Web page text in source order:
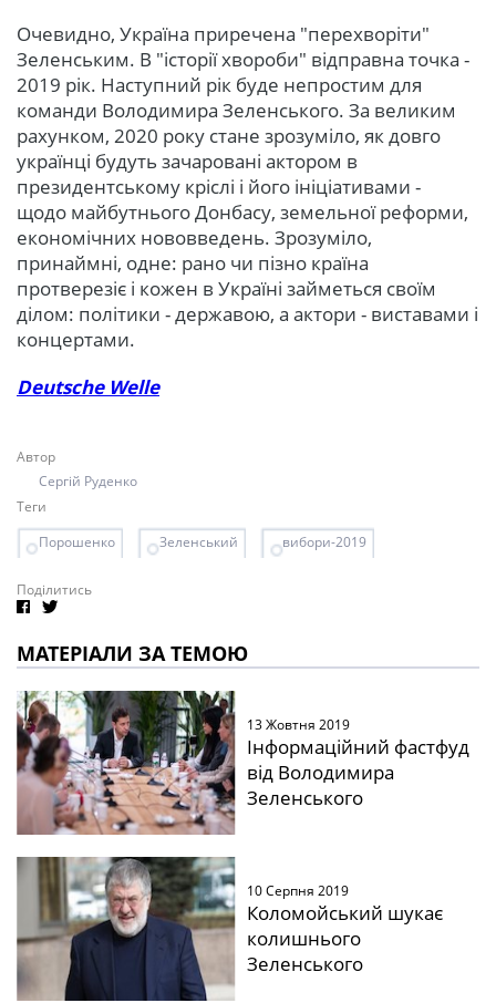
Очевидно, Україна приречена "перехворіти"
Зеленським. В "історії хвороби" відправна точка -
2019 рік. Наступний рік буде непростим для
команди Володимира Зеленського. За великим
рахунком, 2020 року стане зрозуміло, як довго
українці будуть зачаровані актором в
президентському кріслі і його ініціативами -
щодо майбутнього Донбасу, земельної реформи,
економічних нововведень. Зрозуміло,
принаймні, одне: рано чи пізно країна
протверезіє і кожен в Україні займеться своїм
ділом: політики - державою, а актори - виставами і
концертами.
Deutsche Welle
Автор
Сергій Руденко
Теги
Порошенко
Зеленський вибори-2019
Поділитись
МАТЕРІАЛИ ЗА ТЕМОЮ
13 Жовтня 2019
Інформаційний фастфуд
від Володимира
Зеленського
10 Серпня 2019
Коломойський шукає
колишнього
Зеленського